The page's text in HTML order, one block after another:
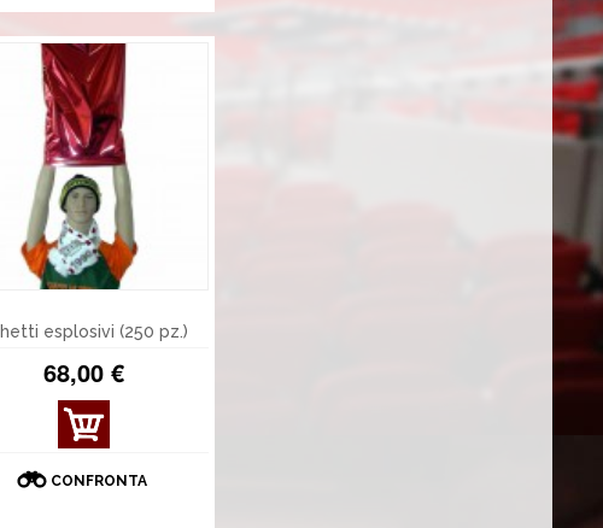
I
esplosivi (250 pz.)
68,00 €
CONFRONTA